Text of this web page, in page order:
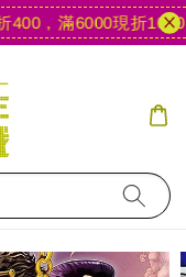
，滿6000現折1000